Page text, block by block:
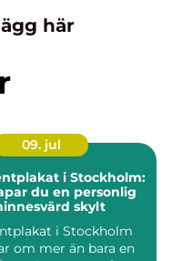
här
09. jul
i Stockholm:
du en personlig
skylt
i Stockholm
om mer än bara en